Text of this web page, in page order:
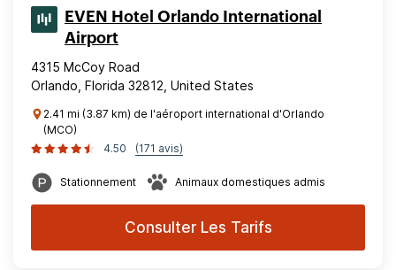
EVEN Hotel Orlando International
Airport
4315 McCoy Road
Orlando, Florida 32812, United States
2.41 mi (3.87 km) de l'aéroport international d'Orlando
(MCO)
4.50
(171 avis)
Stationnement Animaux domestiques admis
Consulter Les Tarifs